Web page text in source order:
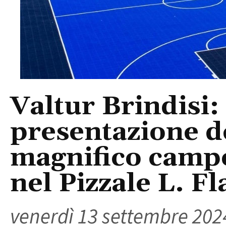
Valtur Brindisi:
presentazione
magnifico
nel Pizzale L.
venerdì 13 settembre